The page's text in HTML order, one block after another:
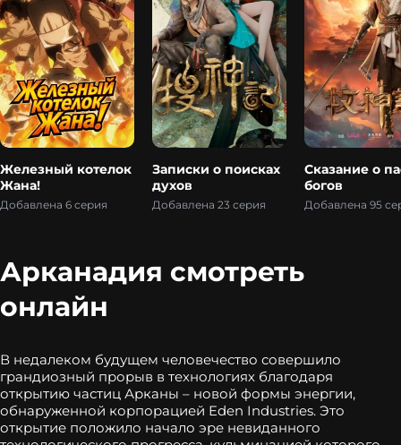
Железный котелок
Жана!
Добавлена 6 серия
Записки о поисках
духов
Добавлена 23 серия
Сказание о
богов
Добавлена 95
Арканадия смотреть
онлайн
В недалеком будущем человечество совершило
грандиозный прорыв в технологиях благодаря
открытию частиц Арканы – новой формы энергии,
обнаруженной корпорацией Eden Industries. Это
открытие положило начало эре невиданного